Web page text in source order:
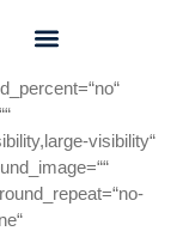
visibility“